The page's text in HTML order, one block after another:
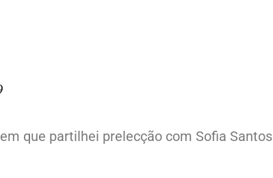
que partilhei prelecção com Sofia Santos